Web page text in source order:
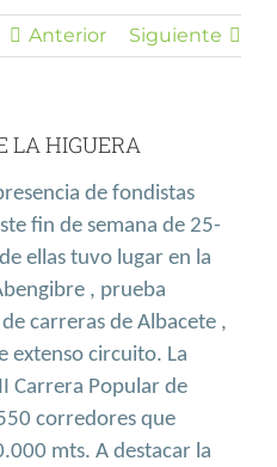
Anterior Siguiente
LA HIGUERA
de fondistas
fin de semana de 25-
ellas tuvo lugar en la
, prueba
carreras de Albacete ,
extenso circuito. La
Carrera Popular de
corredores que
mts. A destacar la